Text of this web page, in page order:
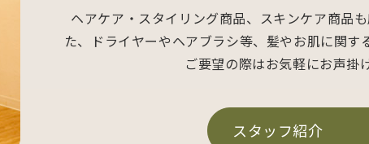
ヘアケア・スタイリング商品、スキンケア商品
た、ドライヤーやヘアブラシ等、髪やお肌に関す
ご要望の際はお気軽にお声掛
スタッフ紹介